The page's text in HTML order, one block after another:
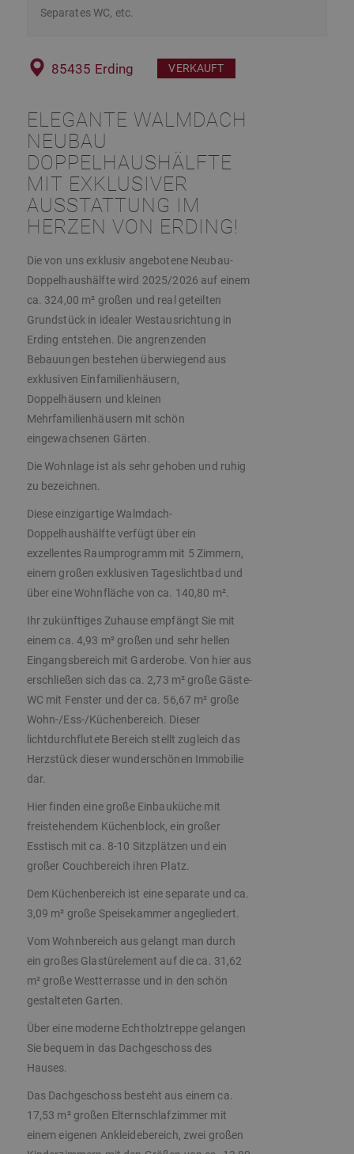
Separates WC, etc.
85435 Erding VERKAUFT
ELEGANTE WALMDACH
NEUBAU
DOPPELHAUSHÄLFTE
MIT EXKLUSIVER
AUSSTATTUNG IM
HERZEN VON ERDING!
Die von uns exklusiv angebotene Neubau-
Doppelhaushälfte wird 2025/2026 auf einem
ca. 324,00 m² großen und real geteilten
Grundstück in idealer Westausrichtung in
Erding entstehen. Die angrenzenden
Bebauungen bestehen überwiegend aus
exklusiven Einfamilienhäusern,
Doppelhäusern und kleinen
Mehrfamilienhäusern mit schön
eingewachsenen Gärten.
Die Wohnlage ist als sehr gehoben und ruhig
zu bezeichnen.
Diese einzigartige Walmdach-
Doppelhaushälfte verfügt über ein
exzellentes Raumprogramm mit 5 Zimmern,
einem großen exklusiven Tageslichtbad und
über eine Wohnfläche von ca. 140,80 m².
Ihr zukünftiges Zuhause empfängt Sie mit
einem ca. 4,93 m² großen und sehr hellen
Eingangsbereich mit Garderobe. Von hier aus
erschließen sich das ca. 2,73 m² große Gäste-
WC mit Fenster und der ca. 56,67 m² große
Wohn-/Ess-/Küchenbereich. Dieser
lichtdurchflutete Bereich stellt zugleich das
Herzstück dieser wunderschönen Immobilie
dar.
Hier finden eine große Einbauküche mit
freistehendem Küchenblock, ein großer
Esstisch mit ca. 8-10 Sitzplätzen und ein
großer Couchbereich ihren Platz.
Dem Küchenbereich ist eine separate und ca.
3,09 m² große Speisekammer angegliedert.
Vom Wohnbereich aus gelangt man durch
ein großes Glastürelement auf die ca. 31,62
m² große Westterrasse und in den schön
gestalteten Garten.
Über eine moderne Echtholztreppe gelangen
Sie bequem in das Dachgeschoss des
Hauses.
Das Dachgeschoss besteht aus einem ca.
17,53 m² großen Elternschlafzimmer mit
einem eigenen Ankleidebereich, zwei großen